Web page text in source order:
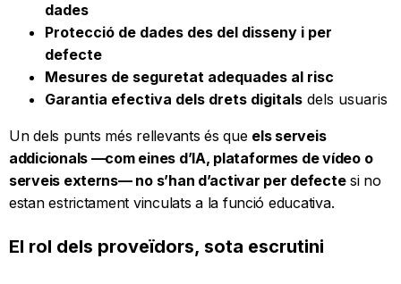
dades
Protecció de dades des del disseny i per
defecte
Mesures de seguretat adequades al risc
Garantia efectiva dels drets digitals dels usuaris
Un dels punts més rellevants és que els serveis
addicionals —com eines d’IA, plataformes de vídeo o
serveis externs— no s’han d’activar per defectesi no
estan estrictament vinculats a la funció educativa.
El rol dels proveïdors, sota escrutini